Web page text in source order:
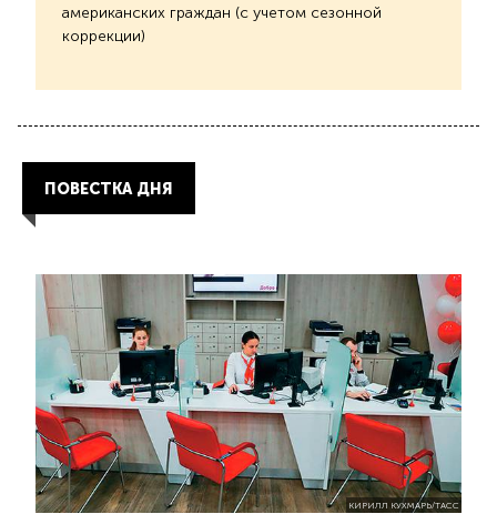
американских граждан (с учетом сезонной
коррекции)
ПОВЕСТКА ДНЯ
КИРИЛЛ КУХМАРЬ/ТАСС